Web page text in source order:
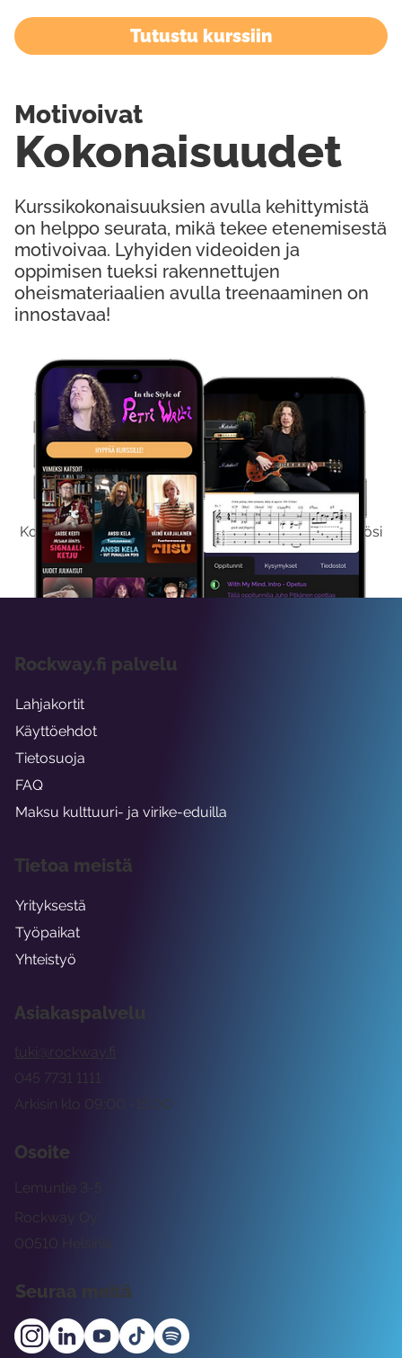
Kokeile Ilmaiseksi
Kokeilemalla ilmaiseksi saat koko sisältömme käyttöösi
viikon ajaksi.
Tutustu kurssiin
Kurssikokonaisuuksien avulla kehittymistä
on helppo seurata, mikä tekee etenemisestä
motivoivaa. Lyhyiden videoiden ja
oppimisen tueksi rakennettujen
oheismateriaalien avulla treenaaminen on
innostavaa!
Kokonaisuudet
Motivoivat
Asiakaspalvelu
tuki@rockway.fi
Arkisin klo 09:00 -15:00
045 7731 1111
Osoite
Rockway Oy
Lemuntie 3-5
00510 Helsinki
Seuraa meitä
Rockway.fi palvelu
Lahjakortit
Käyttöehdot
Tietosuoja
FAQ
Maksu kulttuuri- ja virike-eduilla
Tietoa meistä
Yrityksestä
Työpaikat
Yhteistyö